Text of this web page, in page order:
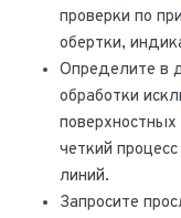
проверки по
обертки,
Определите в
обработки
поверхностных
четкий
линий.
Запросите